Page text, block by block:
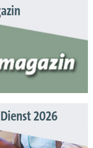
2026